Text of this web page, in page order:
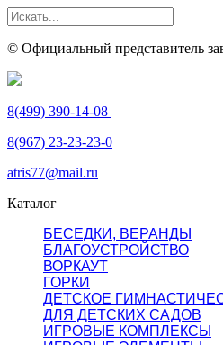
© Официальный представитель
8(499) 390-14-08
8(967) 23-23-23-0
atris77@mail.ru
Каталог
БЕСЕДКИ, ВЕРАНДЫ
БЛАГОУСТРОЙСТВО
ВОРКАУТ
ГОРКИ
ДЕТСКОЕ
ДЛЯ ДЕТСКИХ САДОВ
ИГРОВЫЕ КОМПЛЕКСЫ